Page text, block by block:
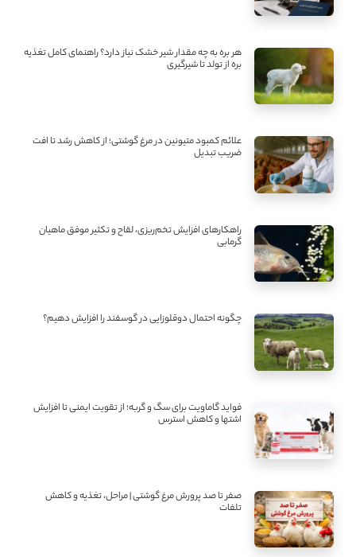
هر بره به چه مقدار شیر خشک نیاز دارد؟ راهنمای کامل تغذیه
بره از تولد تا شیرگیری
علائم کمبود متیونین در مرغ گوشتی؛ از کاهش رشد تا افت
ضریب تبدیل
راهکارهای افزایش تخم‌ریزی، لقاح و تکثیر موفق ماهیان
گرمابی
چگونه احتمال دوقلوزایی در گوسفند را افزایش دهیم؟
فواید گاماویت برای سگ و گربه؛ از تقویت ایمنی تا افزایش
اشتها و کاهش استرس
صفر تا صد پرورش مرغ گوشتی | مراحل، تغذیه و کاهش
تلفات